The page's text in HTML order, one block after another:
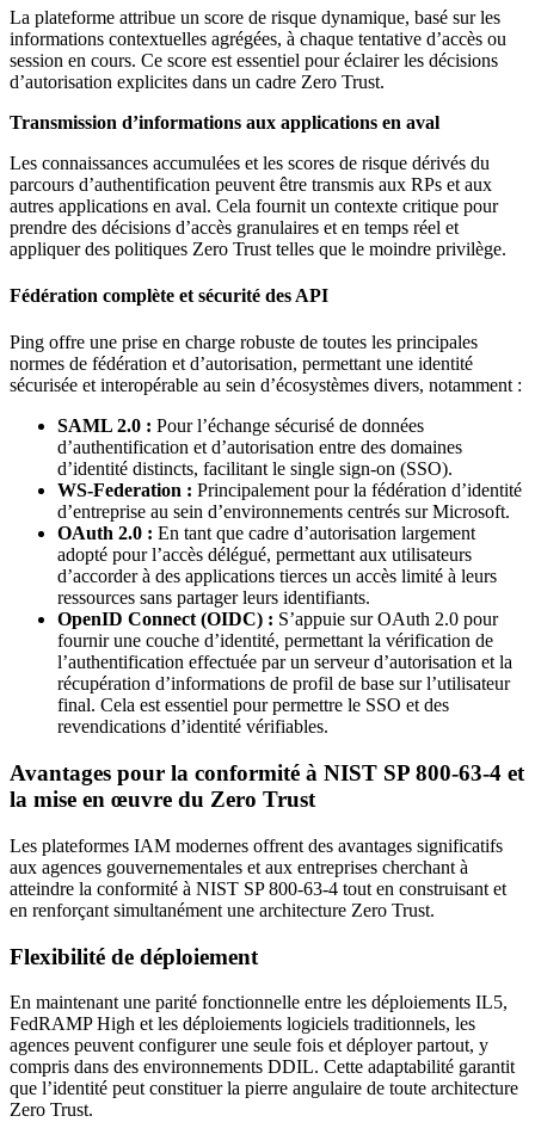
La plateforme attribue un score de risque dynamique, basé sur les
informations contextuelles agrégées, à chaque tentative d’accès ou
session en cours. Ce score est essentiel pour éclairer les décisions
d’autorisation explicites dans un cadre Zero Trust.
Transmission d’informations aux applications en aval
Les connaissances accumulées et les scores de risque dérivés du
parcours d’authentification peuvent être transmis aux RPs et aux
autres applications en aval. Cela fournit un contexte critique pour
prendre des décisions d’accès granulaires et en temps réel et
appliquer des politiques Zero Trust telles que le moindre privilège.
Fédération complète et sécurité des API
Ping offre une prise en charge robuste de toutes les principales
normes de fédération et d’autorisation, permettant une identité
sécurisée et interopérable au sein d’écosystèmes divers, notamment :
SAML 2.0 : Pour l’échange sécurisé de données
d’authentification et d’autorisation entre des domaines
d’identité distincts, facilitant le single sign-on (SSO).
WS-Federation : Principalement pour la fédération d’identité
d’entreprise au sein d’environnements centrés sur Microsoft.
OAuth 2.0 : En tant que cadre d’autorisation largement
adopté pour l’accès délégué, permettant aux utilisateurs
d’accorder à des applications tierces un accès limité à leurs
ressources sans partager leurs identifiants.
OpenID Connect (OIDC) : S’appuie sur OAuth 2.0 pour
fournir une couche d’identité, permettant la vérification de
l’authentification effectuée par un serveur d’autorisation et la
récupération d’informations de profil de base sur l’utilisateur
final. Cela est essentiel pour permettre le SSO et des
revendications d’identité vérifiables.
Avantages pour la conformité à NIST SP 800-63-4 et
la mise en œuvre du Zero Trust
Les plateformes IAM modernes offrent des avantages significatifs
aux agences gouvernementales et aux entreprises cherchant à
atteindre la conformité à NIST SP 800-63-4 tout en construisant et
en renforçant simultanément une architecture Zero Trust.
Flexibilité de déploiement
En maintenant une parité fonctionnelle entre les déploiements IL5,
FedRAMP High et les déploiements logiciels traditionnels, les
agences peuvent configurer une seule fois et déployer partout, y
compris dans des environnements DDIL. Cette adaptabilité garantit
que l’identité peut constituer la pierre angulaire de toute architecture
Zero Trust.